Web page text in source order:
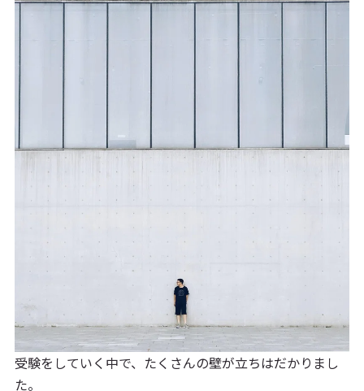
受験をしていく中で、たくさんの壁が立ちはだかりまし
た。